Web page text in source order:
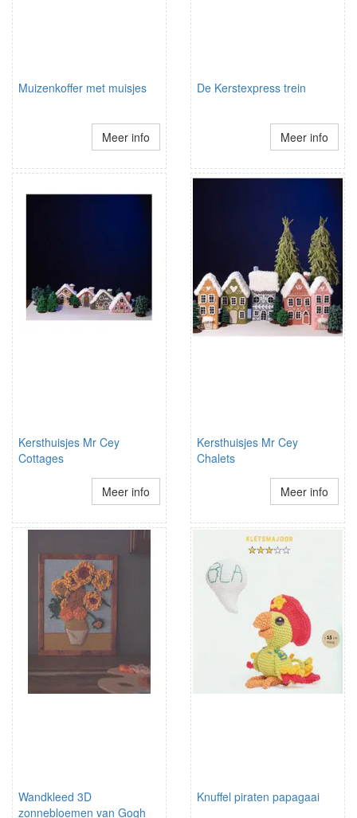
Muizenkoffer met muisjes
Meer info
De Kerstexpress trein
Meer info
Kersthuisjes Mr Cey
Cottages
Meer info
Kersthuisjes Mr Cey
Chalets
Meer info
Wandkleed 3D
zonnebloemen van Gogh
Knuffel piraten papagaai